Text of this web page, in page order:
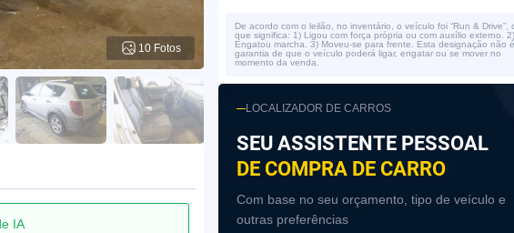
10 Fotos
IA
De acordo com o leilão, no inventário, o veículo foi “Run & Drive”,
que significa: 1) Ligou com força própria ou com auxílio externo. 2)
Engatou marcha. 3) Moveu-se para frente. Esta designação não é
garantia de que o veículo poderá ligar, engatar ou se mover no
momento da venda.
LOCALIZADOR DE CARROS
SEU ASSISTENTE PESSOAL
DE COMPRA DE CARRO
Com base no seu orçamento, tipo de veículo e
outras preferências